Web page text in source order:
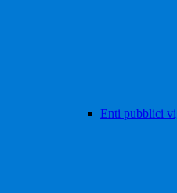
Enti pubblici